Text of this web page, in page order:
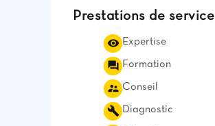
Prestations de service
visibility Expertise
question_answer Formation
supervisor_account Conseil
build Diagnostic